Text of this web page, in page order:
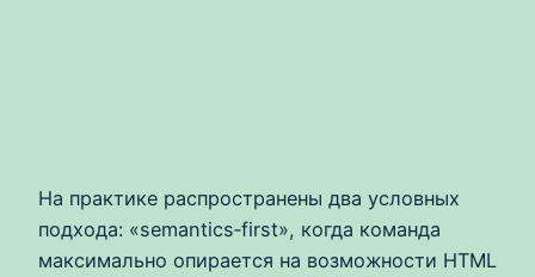
На практике распространены два условных
подхода: «semantics‑first», когда команда
максимально опирается на возможности HTML